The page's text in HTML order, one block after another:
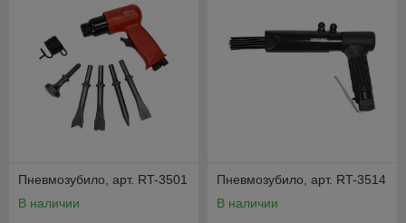
Пневмозубило, арт. RT-3501
В наличии
Пневмозубило, арт. RT-3514
В наличии